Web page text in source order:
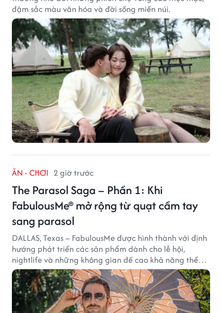
đậm sắc màu văn hóa và đời sống miền núi.
ĂN - CHƠI 2 giờ trước
The Parasol Saga – Phần 1: Khi
FabulousMe® mở rộng từ quạt cầm tay
sang parasol
DALLAS, Texas – FabulousMe được hình thành với định
hướng phát triển các sản phẩm dành cho lễ hội,
nightlife và những không gian đề cao khả năng thể
hiện bản thân. Trong quá trình xây dựng thương hiệu,
quạt cầm tay trở thành dòng sản phẩm tạo được
thành công ban đầu, giúp FabulousMe từng bước mở
rộng mức độ hiện diện trên thị trường.